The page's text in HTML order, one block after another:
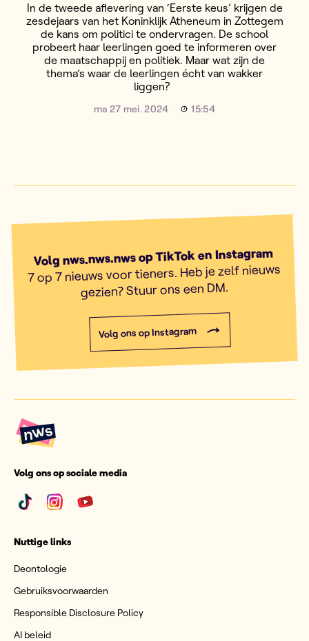
In de tweede aflevering van ‘Eerste keus’ krijgen de
zesdejaars van het Koninklijk Atheneum in Zottegem
de kans om politici te ondervragen. De school
probeert haar leerlingen goed te informeren over
de maatschappij en politiek. Maar wat zijn de
thema’s waar de leerlingen écht van wakker
liggen?
ma 27 mei. 2024 15:54
Volg nws.nws.nws op TikTok en Instagram
7 op 7 nieuws voor tieners. Heb je zelf nieuws
gezien? Stuur ons een DM.
Volg ons op Instagram
Volg ons op sociale media
Nuttige links
Deontologie
Gebruiksvoorwaarden
Responsible Disclosure Policy
AI beleid